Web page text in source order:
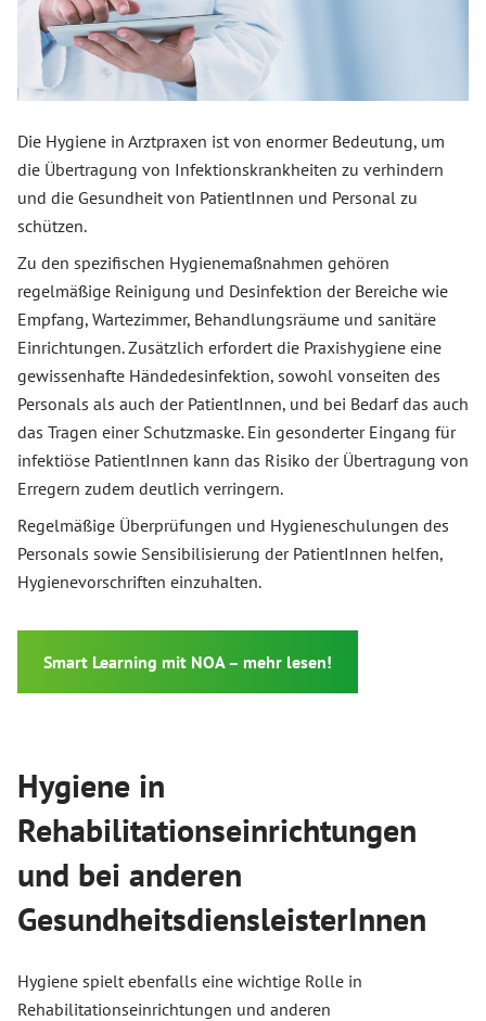
Die Hygiene in Arztpraxen ist von enormer Bedeutung, um
die Übertragung von Infektionskrankheiten zu verhindern
und die Gesundheit von PatientInnen und Personal zu
schützen.
Zu den spezifischen Hygienemaßnahmen gehören
regelmäßige Reinigung und Desinfektion der Bereiche wie
Empfang, Wartezimmer, Behandlungsräume und sanitäre
Einrichtungen. Zusätzlich erfordert die Praxishygiene eine
gewissenhafte Händedesinfektion, sowohl vonseiten des
Personals als auch der PatientInnen, und bei Bedarf das auch
das Tragen einer Schutzmaske. Ein gesonderter Eingang für
infektiöse PatientInnen kann das Risiko der Übertragung von
Erregern zudem deutlich verringern.
Regelmäßige Überprüfungen und Hygieneschulungen des
Personals sowie Sensibilisierung der PatientInnen helfen,
Hygienevorschriften einzuhalten.
Smart Learning mit NOA – mehr lesen!
Hygiene in
Rehabilitationseinrichtungen
und bei anderen
GesundheitsdiensleisterInnen
Hygiene spielt ebenfalls eine wichtige Rolle in
Rehabilitationseinrichtungen und anderen